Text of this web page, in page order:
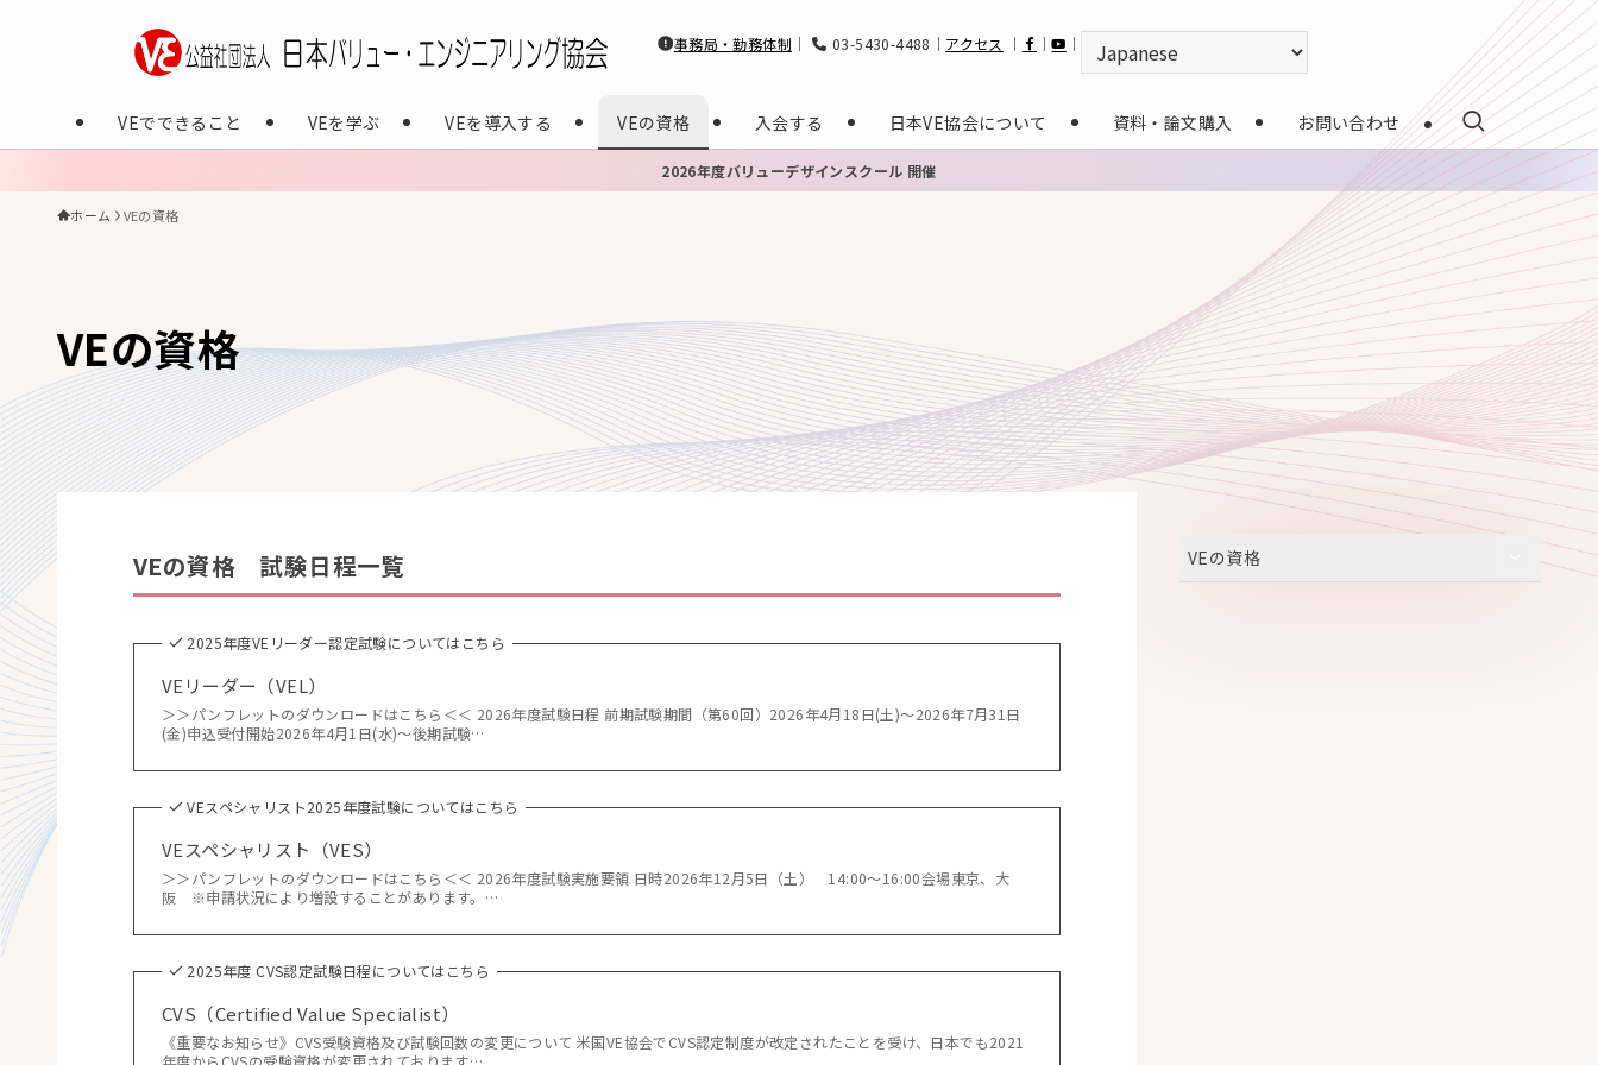
VEでできること VEを学ぶ VEを導入する VEの資格 入会する 日本VE協会について 資料・論文購入 お問い合わせ
事務局・勤務体制 ｜ 03-5430-4488｜ アクセス ｜ ｜ ｜
2026年度バリューデザインスクール 開催
ホーム VEの資格
VEの資格
VEの資格 試験日程一覧
2025年度VEリーダー認定試験についてはこちら
VEリーダー（VEL）
＞＞パンフレットのダウンロードはこちら＜＜ 2026年度試験日程 前期試験期間（第60回）2026年4月18日(土)～2026年7月31日
(金)申込受付開始2026年4月1日(水)～後期試験…
VEスペシャリスト2025年度試験についてはこちら
VEスペシャリスト（VES）
＞＞パンフレットのダウンロードはこちら＜＜ 2026年度試験実施要領 日時2026年12月5日（土） 14:00～16:00会場東京、大
阪 ※申請状況により増設することがあります。…
2025年度 CVS認定試験日程についてはこちら
CVS（Certified Value Specialist）
《重要なお知らせ》CVS受験資格及び試験回数の変更について 米国VE協会でCVS認定制度が改定されたことを受け、日本でも2021
年度からCVSの受験資格が変更されております…
VEの資格